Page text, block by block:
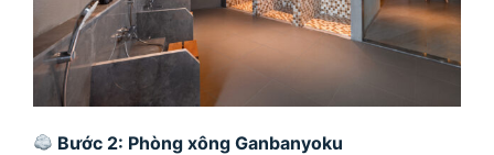
Bước 2: Phòng xông Ganbanyoku